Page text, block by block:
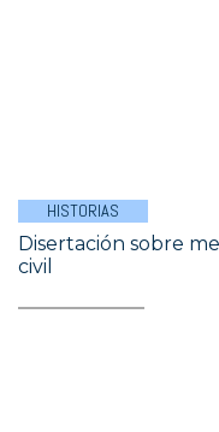
HISTORIAS
Disertación sobre
civil